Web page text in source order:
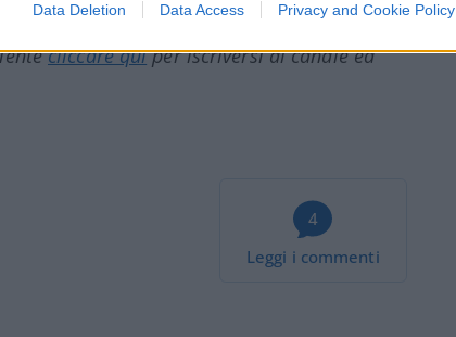
Data Deletion Data Access Privacy and Cookie Policy
cliccare quiper iscriversi al canale ed
4
Leggi i commenti